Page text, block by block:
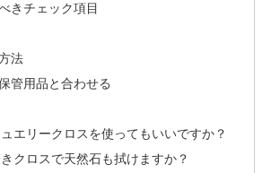
きチェック項目
法
管用品と合わせる
エリークロスを使ってもいいですか？
クロスで天然石も拭けますか？